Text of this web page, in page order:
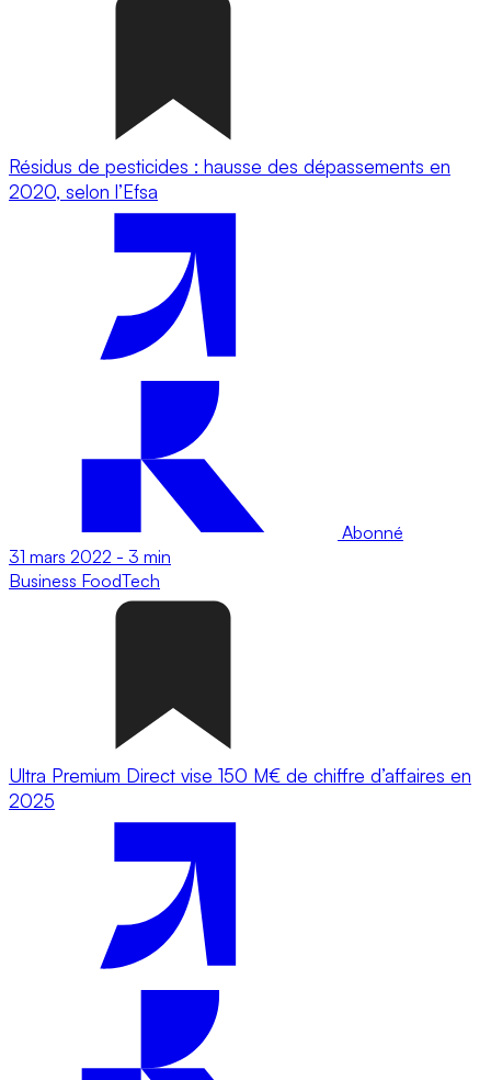
Résidus de pesticides : hausse des dépassements en
2020, selon l’Efsa
Abonné
31 mars 2022 - 3 min
Business FoodTech
Ultra Premium Direct vise 150 M€ de chiffre d’affaires en
2025